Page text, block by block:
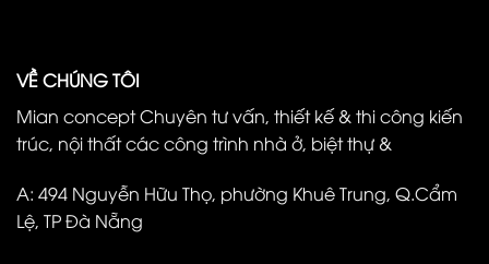
VỀ CHÚNG TÔI
Mian concept Chuyên tư vấn, thiết kế & thi công kiến
trúc, nội thất các công trình nhà ở, biệt thự &
A: 494 Nguyễn Hữu Thọ, phường Khuê Trung, Q.Cẩm
Lệ, TP Đà Nẵng